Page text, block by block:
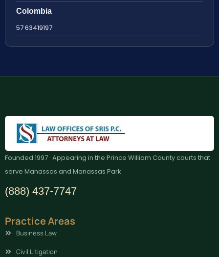
Colombia
57 63419197
Founded 1997 · Appearing in the Prince William County courts that
serve Manassas and Manassas Park
(888) 437-7747
Practice Areas
Business Law
Civil Litigation